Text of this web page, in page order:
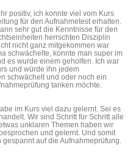
positiv, ich konnte viel vom Kurs
für den Aufnahmetest erhalten.
sehr gut die Kenntnisse für den
herrschten Disziplin
nicht ganz mitgekommen war
schwächelte, konnte man super im
es wurde einem geholfen. Ich war
und würde ihn jedem
schwächelt und oder noch ein
tanken möchte.
im Kurs viel dazu gelernt. Sei es
Wir sind Schritt für Schritt alle
unklaren Themen haben wir
und gelernt. Und somit
auf die Aufnahmeprüfung.